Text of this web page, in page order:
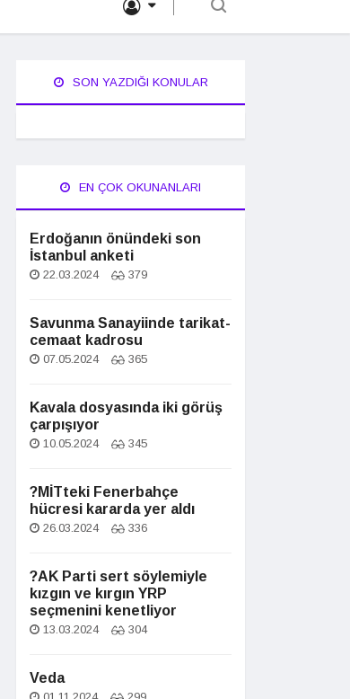
SON YAZDIĞI KONULAR
EN ÇOK OKUNANLARI
Erdoğanın önündeki son
İstanbul anketi
22.03.2024 379
Savunma Sanayiinde tarikat-
cemaat kadrosu
07.05.2024 365
Kavala dosyasında iki görüş
çarpışıyor
10.05.2024 345
?MİTteki Fenerbahçe
hücresi kararda yer aldı
26.03.2024 336
?AK Parti sert söylemiyle
kızgın ve kırgın YRP
seçmenini kenetliyor
13.03.2024 304
Veda